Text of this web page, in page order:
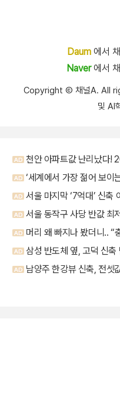
Daum에서
Naver에서
Copyright Ⓒ 채널A. All
및 AI